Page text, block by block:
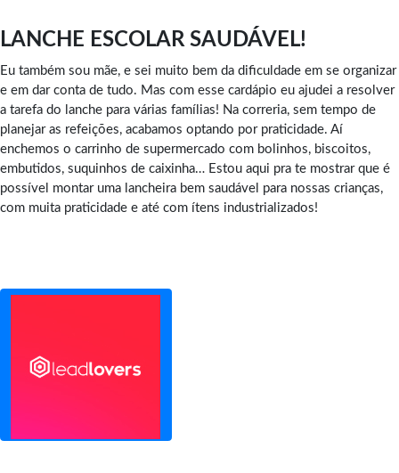
LANCHE ESCOLAR SAUDÁVEL!
Eu também sou mãe, e sei muito bem da dificuldade em se organizar
e em dar conta de tudo. Mas com esse cardápio eu ajudei a resolver
a tarefa do lanche para várias famílias! Na correria, sem tempo de
planejar as refeições, acabamos optando por praticidade. Aí
enchemos o carrinho de supermercado com bolinhos, biscoitos,
embutidos, suquinhos de caixinha… Estou aqui pra te mostrar que é
possível montar uma lancheira bem saudável para nossas crianças,
com muita praticidade e até com ítens industrializados!